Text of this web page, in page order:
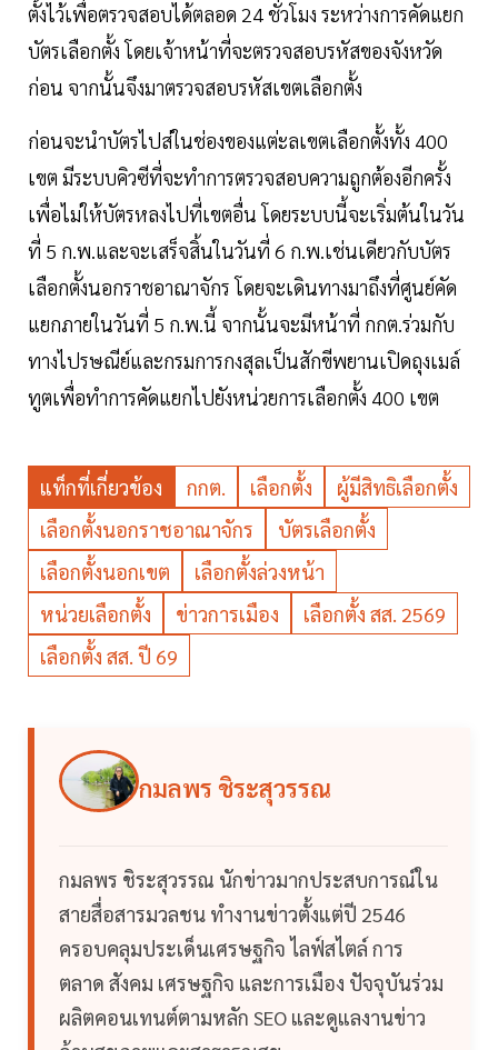
ตั้งไว้เพื่อตรวจสอบได้ตลอด 24 ชั่วโมง ระหว่างการคัดแยก
บัตรเลือกตั้ง โดยเจ้าหน้าที่จะตรวจสอบรหัสของจังหวัด
ก่อน จากนั้นจึงมาตรวจสอบรหัสเขตเลือกตั้ง
ก่อนจะนำบัตรไปส่ในช่องของแต่ะลเขตเลือกตั้งทั้ง 400
เขต มีระบบคิวซีที่จะทำการตรวจสอบความถูกต้องอีกครั้ง
เพื่อไม่ให้บัตรหลงไปที่เขตอื่น โดยระบบนี้จะเริ่มต้นในวัน
ที่ 5 ก.พ.และจะเสร็จสิ้นในวันที่ 6 ก.พ.เช่นเดียวกับบัตร
เลือกตั้งนอกราชอาณาจักร โดยจะเดินทางมาถึงที่ศูนย์คัด
แยกภายในวันที่ 5 ก.พ.นี้ จากนั้นจะมีหน้าที่ กกต.ร่วมกับ
ทางไปรษณีย์และกรมการกงสุลเป็นสักขีพยานเปิดถุงเมล์
ทูตเพื่อทำการคัดแยกไปยังหน่วยการเลือกตั้ง 400 เขต
แท็กที่เกี่ยวข้อง กกต. เลือกตั้ง
ผู้มีสิทธิเลือกตั้ง
เลือกตั้งนอกราชอาณาจักร
บัตรเลือกตั้ง
เลือกตั้งนอกเขต
เลือกตั้งล่วงหน้า
หน่วยเลือกตั้ง
ข่าวการเมือง
เลือกตั้ง สส. 2569
เลือกตั้ง สส. ปี 69
กมลพร ชิระสุวรรณ
กมลพร ชิระสุวรรณ นักข่าวมากประสบการณ์ใน
สายสื่อสารมวลชน ทำงานข่าวตั้งแต่ปี 2546
ครอบคลุมประเด็นเศรษฐกิจ ไลฟ์สไตล์ การ
ตลาด สังคม เศรษฐกิจ และการเมือง ปัจจุบันร่วม
ผลิตคอนเทนต์ตามหลัก SEO และดูแลงานข่าว